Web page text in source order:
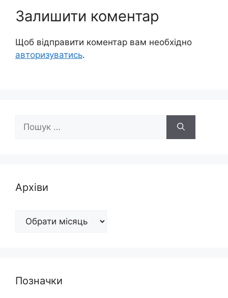
Залишити коментар
Щоб відправити коментар вам необхідно
авторизуватись.
Архіви
Архіви
Позначки